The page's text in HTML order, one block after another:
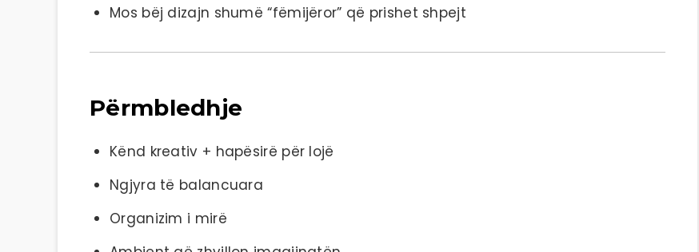
Mos bëj dizajn shumë “fëmijëror” që prishet shpejt
Përmbledhje
Kënd kreativ + hapësirë për lojë
Ngjyra të balancuara
Organizim i mirë